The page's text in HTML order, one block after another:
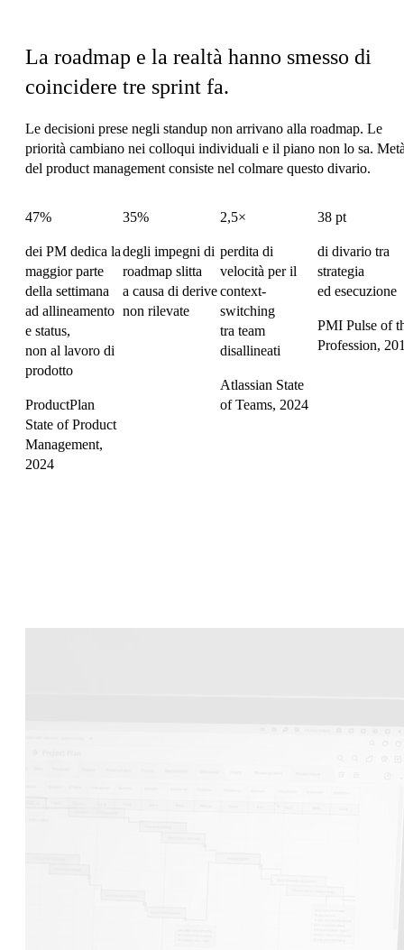
La roadmap e la realtà hanno smesso di
coincidere tre sprint fa.
Le decisioni prese negli standup non arrivano alla roadmap. Le
priorità cambiano nei colloqui individuali e il piano non lo sa.
del product management consiste nel colmare questo divario.
47%
dei PM dedica la
maggior parte
della settimana
ad allineamento
e status,
non al lavoro di
prodotto
ProductPlan
State of Product
Management,
2024
35%
degli impegni di
roadmap slitta
a causa di derive
non rilevate
2,5×
perdita di
velocità per il
context-
switching
tra team
disallineati
Atlassian State
of Teams, 2024
38 pt
di divario tra
strategia
ed esecuzione
PMI Pulse of
Profession,